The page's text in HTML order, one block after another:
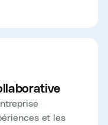
et les